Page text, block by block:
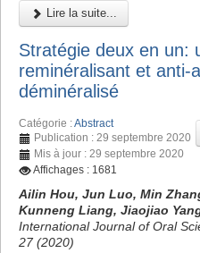
Lire la suite...
Stratégie deux en un:
reminéralisant et anti-
déminéralisé
Catégorie :Abstract
Publication : 29 septembre 2020
Mis à jour : 29 septembre 2020
Affichages : 1681
Ailin Hou, Jun Luo, Min
Kunneng Liang, Jiaojiao
International Journal of Oral
27 (2020)